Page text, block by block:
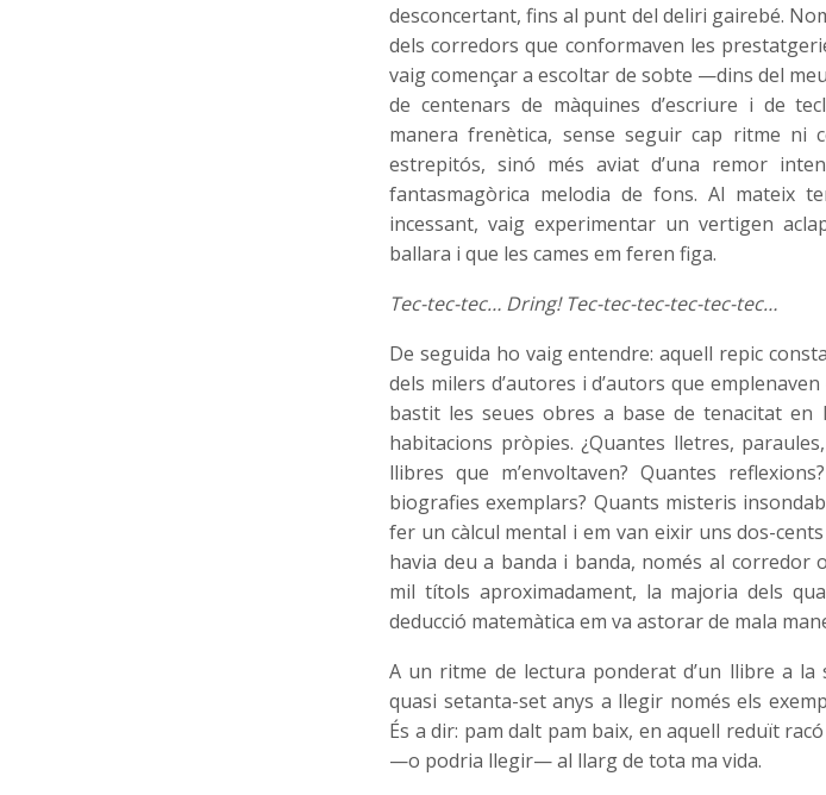
desconcertant, fins al punt del deliri gairebé.
dels corredors que conformaven les
vaig començar a escoltar de sobte —dins del
de centenars de màquines d’escriure i de
manera frenètica, sense seguir cap ritme ni
estrepitós, sinó més aviat d’una remor
fantasmagòrica melodia de fons. Al mateix
incessant, vaig experimentar un vertigen
ballara i que les cames em feren figa.
Tec-tec-tec… Dring! Tec-tec-tec-tec-tec-tec…
De seguida ho vaig entendre: aquell repic
dels milers d’autores i d’autors que
bastit les seues obres a base de tenacitat
habitacions pròpies. ¿Quantes lletres,
llibres que m’envoltaven? Quantes
biografies exemplars? Quants misteris
fer un càlcul mental i em van eixir uns dos-
havia deu a banda i banda, només al
mil títols aproximadament, la majoria dels
deducció matemàtica em va astorar de mala
A un ritme de lectura ponderat d’un llibre a
quasi setanta-set anys a llegir només els
És a dir: pam dalt pam baix, en aquell reduït
—o podria llegir— al llarg de tota ma vida.